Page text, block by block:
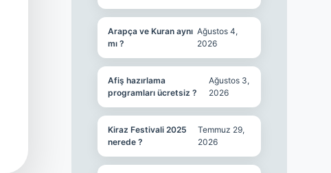
Arapça ve Kuran aynı
mı ?
Ağustos 4,
2026
Afiş hazırlama
programları ücretsiz ?
Ağustos 3,
2026
Kiraz Festivali 2025
nerede ?
Temmuz 29,
2026